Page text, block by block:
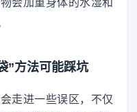
会加重身体的水湿和
”方法可能踩坑
走进一些误区，不仅